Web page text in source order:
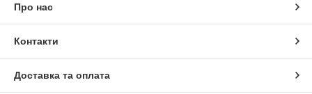
Про нас
Контакти
Доставка та оплата